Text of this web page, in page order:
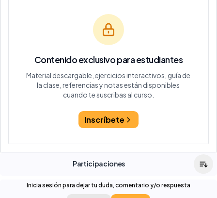
Contenido exclusivo para estudiantes
Material descargable, ejercicios interactivos, guía de
la clase, referencias y notas están disponibles
cuando te suscribas al curso.
Inscríbete
Participaciones
Inicia sesión para dejar tu duda, comentario y/o respuesta